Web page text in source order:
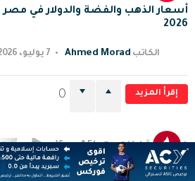
90
مشاركة
2026
الكاتب Ahmed Morad 7 يوليو، 2026, 10:19 ص
إقرأ المزيد 0
117 مشاركات 1.5k
Views التحليل